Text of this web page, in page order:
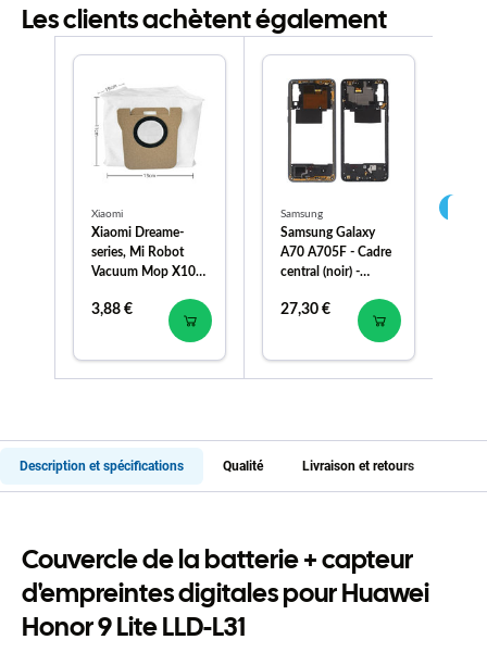
Les clients achètent également
Xiaomi
Xiaomi Dreame-
series, Mi Robot
Vacuum Mop X10,
series - Sac à
3,88 €
Samsung
Samsung Galaxy
A70 A705F - Cadre
central (noir) -
GH97-23445A
Genuine Service
27,30 €
Description et spécifications Qualité Livraison et retours
Couvercle de la batterie + capteur
d'empreintes digitales pour Huawei
Honor 9 Lite LLD-L31